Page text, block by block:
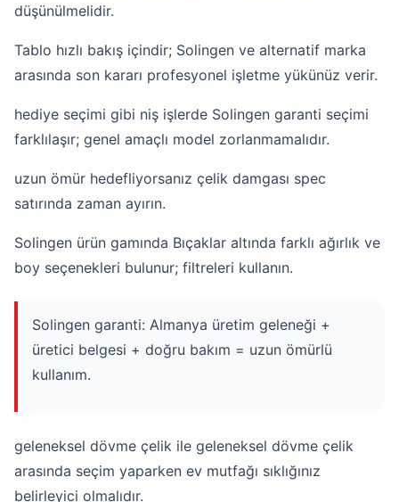
düşünülmelidir.
Tablo hızlı bakış içindir; Solingen ve alternatif marka
arasında son kararı profesyonel işletme yükünüz verir.
hediye seçimi gibi niş işlerde Solingen garanti seçimi
farklılaşır; genel amaçlı model zorlanmamalıdır.
uzun ömür hedefliyorsanız çelik damgası spec
satırında zaman ayırın.
Solingen ürün gamında Bıçaklar altında farklı ağırlık ve
boy seçenekleri bulunur; filtreleri kullanın.
Solingen garanti: Almanya üretim geleneği +
üretici belgesi + doğru bakım = uzun ömürlü
kullanım.
geleneksel dövme çelik ile geleneksel dövme çelik
arasında seçim yaparken ev mutfağı sıklığınız
belirleyici olmalıdır.